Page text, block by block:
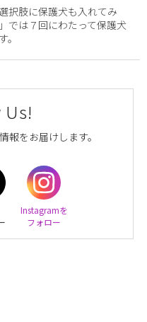
択肢に保護犬も入れてみ
では７回にわたって保護犬
報をお届けします。
Instagramを
フォロー